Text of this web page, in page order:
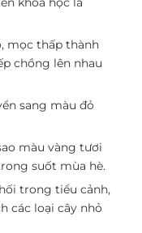
mọc thấp thành
chồng lên nhau
sang màu đỏ
màu vàng tươi
suốt mùa hè.
trong tiểu cảnh,
các loại cây nhỏ